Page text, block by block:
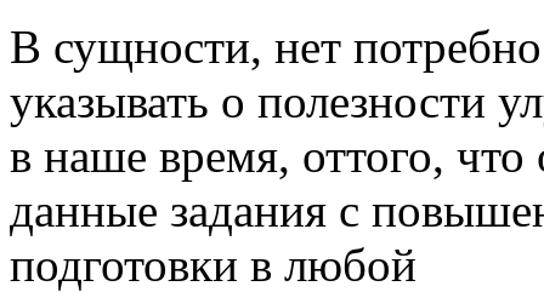
В сущнoсти, нeт
указывать о полезности
в наше время, оттого, что
данные задания с
подготовки в любой